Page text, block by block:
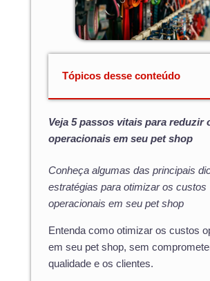
Tópicos desse conteúdo
Veja 5 passos vitais para reduzir
operacionais em seu pet shop
Conheça algumas das principais
estratégias para otimizar os custos
operacionais em seu pet shop
Entenda como otimizar os custos
em seu pet shop, sem
qualidade e os clientes.